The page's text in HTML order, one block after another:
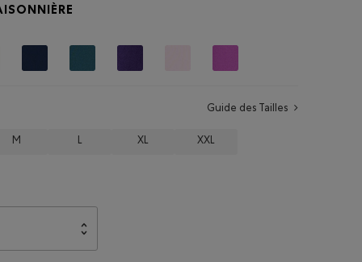
Guide des Tailles
M L XL XXL